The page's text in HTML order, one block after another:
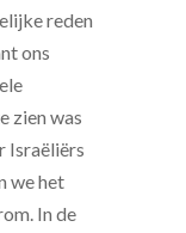
reden
ons
zien was
Israëliërs
we het
In de